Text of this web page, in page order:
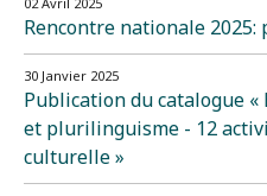
Rencontre nationale
30 Janvier 2025
Publication du catalogue
et plurilinguisme - 12
culturelle »